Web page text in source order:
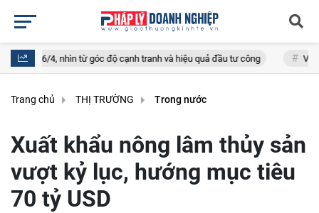
góc độ cạnh tranh và hiệu quả đầu tư công VietinBank - Ngân
Trang chủ THỊ TRƯỜNG Trong nước
Xuất khẩu nông lâm thủy sản
vượt kỷ lục, hướng mục tiêu
70 tỷ USD